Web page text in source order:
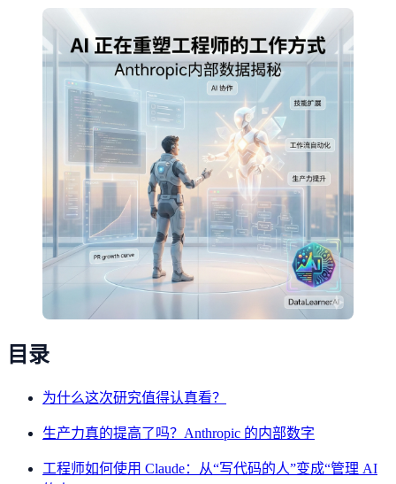
目录
为什么这次研究值得认真看？
生产力真的提高了吗？Anthropic 的内部数字
工程师如何使用 Claude：从“写代码的人”变成“管理 AI